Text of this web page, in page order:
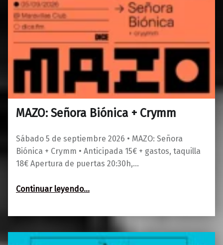
MAZO: Señora Biónica + Crymm
Sábado 5 de septiembre 2026 • MAZO: Señora
Biónica + Crymm • Anticipada 15€ + gastos, taquilla
18€ Apertura de puertas 20:30h,…
Continuar leyendo…
01/06/20260
Maravillas